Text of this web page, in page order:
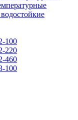
100
220
460
100